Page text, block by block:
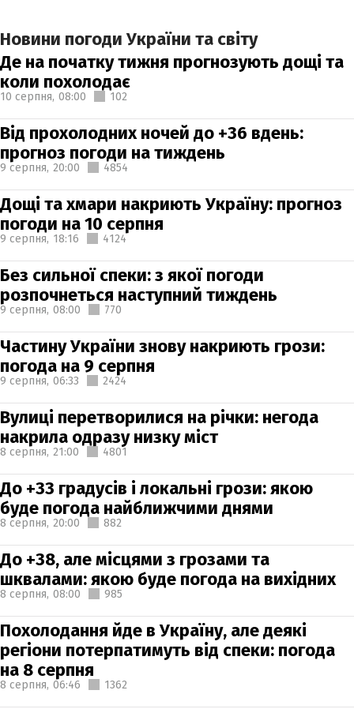
Новини погоди України та світу
Де на початку тижня прогнозують дощі та
коли похолодає
10 серпня, 08:00 102
Від прохолодних ночей до +36 вдень:
прогноз погоди на тиждень
9 серпня, 20:00 4854
Дощі та хмари накриють Україну: прогноз
погоди на 10 серпня
9 серпня, 18:16 4124
Без сильної спеки: з якої погоди
розпочнеться наступний тиждень
9 серпня, 08:00 770
Частину України знову накриють грози:
погода на 9 серпня
9 серпня, 06:33 2424
Вулиці перетворилися на річки: негода
накрила одразу низку міст
8 серпня, 21:00 4801
До +33 градусів і локальні грози: якою
буде погода найближчими днями
8 серпня, 20:00 882
До +38, але місцями з грозами та
шквалами: якою буде погода на вихідних
8 серпня, 08:00 985
Похолодання йде в Україну, але деякі
регіони потерпатимуть від спеки: погода
на 8 серпня
8 серпня, 06:46 1362